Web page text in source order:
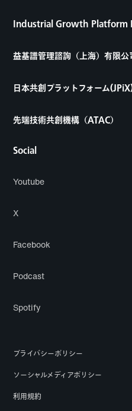
Social
Youtube
X
Facebook
Podcast
Spotify
Industrial Growth Platform
益基譜管理諮詢（上海）有限公
日本共創プラットフォーム
先端技術共創機構（ATAC）
プライバシーポリシー
ソーシャルメディアポリシー
利用規約